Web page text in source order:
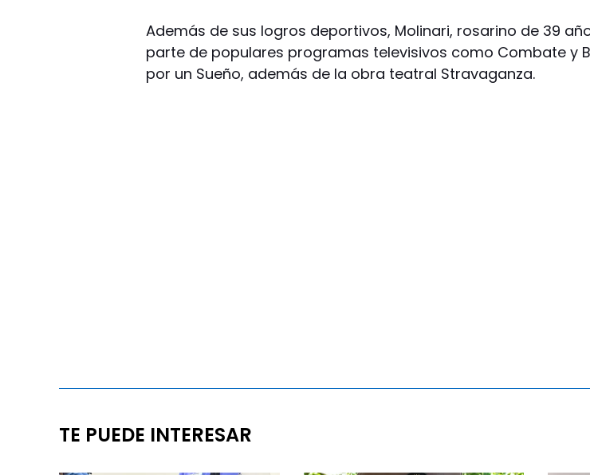
Además de sus logros deportivos, Molinari, rosarino de 39
parte de populares programas televisivos como Combate y
por un Sueño, además de la obra teatral Stravaganza.
TE PUEDE INTERESAR